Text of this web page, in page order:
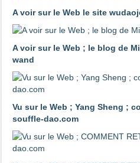
A voir sur le Web le site
A voir sur le Web ; le blog de
wand
Vu sur le Web ; Yang Sheng ;
souffle-dao.com